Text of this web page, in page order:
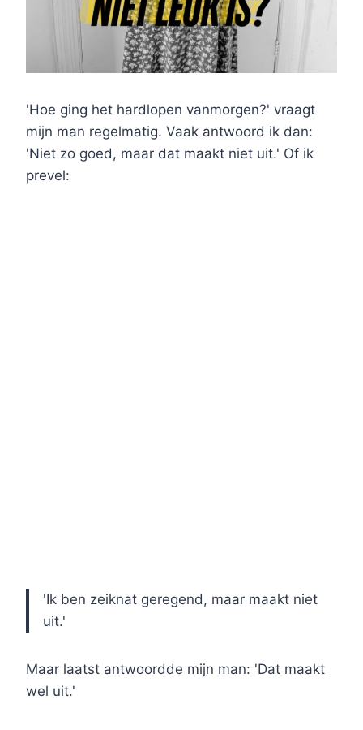
'Hoe ging het hardlopen vanmorgen?' vraagt
mijn man regelmatig. Vaak antwoord ik dan:
'Niet zo goed, maar dat maakt niet uit.' Of ik
prevel:
'Ik ben zeiknat geregend, maar maakt niet
uit.'
Maar laatst antwoordde mijn man: 'Dat maakt
wel uit.'